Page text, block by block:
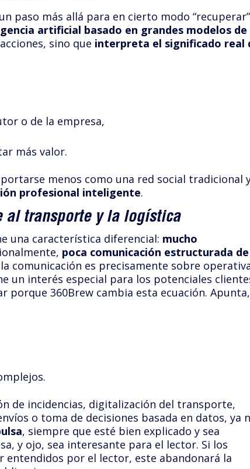
paso más allá para en cierto modo
artificial basado en grandes modelos de
sino que interpreta el significado real
o de la empresa,
más valor.
menos como una red social tradicional
profesional inteligente.
al transporte y la logística
una característica diferencial: mucho
poca comunicación estructurada de
comunicación es precisamente sobre
un interés especial para los potenciales
porque 360Brew cambia esta ecuación. Apunta,
de incidencias, digitalización del transporte,
o toma de decisiones basada en datos, ya
, siempre que esté bien explicado y sea
y ojo, sea interesante para el lector. Si los
entendidos por el lector, este abandonará la